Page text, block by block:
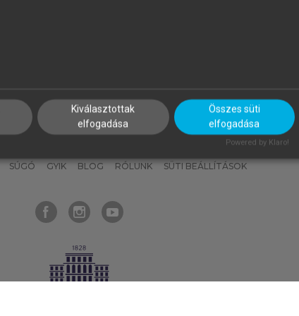
MI – ÁLTALÁNOS IRÁNYELVEK
SÚGÓ GYIK BLOG RÓLUNK SÜTI BEÁLLÍTÁSOK
Kiválasztottak
elfogadása
Összes süti
elfogadása
Powered by Klaro!